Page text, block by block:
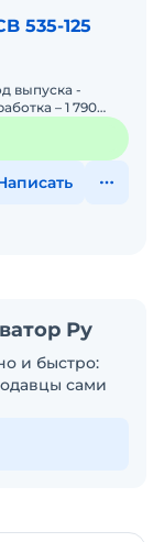
535-125
выпуска -
– 1 790
&nd
Ру
и быстро:
сами